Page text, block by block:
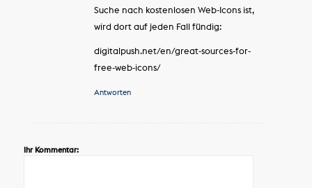
Suche nach kostenlosen Web-Icons ist,
wird dort auf jeden Fall fündig:
digitalpush.net/en/great-sources-for-
free-web-icons/
Antworten
Ihr Kommentar: